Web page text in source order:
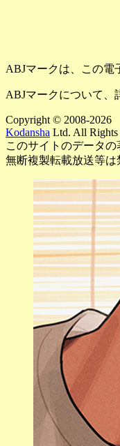
ABJマークは、この電
ABJマークについて
Copyright © 2008-2026
Kodansha Ltd. All Rights
このサイトのデータの
無断複製転載放送等は